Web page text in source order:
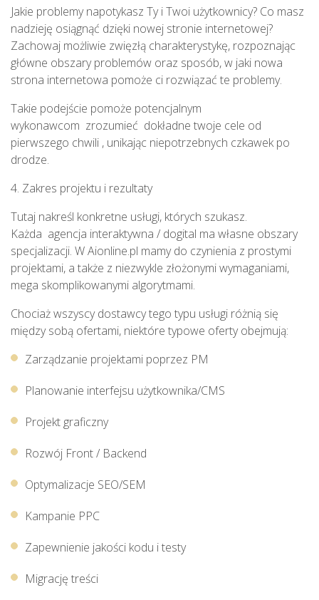
Jakie problemy napotykasz Ty i Twoi użytkownicy? Co masz
nadzieję osiągnąć dzięki nowej stronie internetowej?
Zachowaj możliwie zwięzłą charakterystykę, rozpoznając
główne obszary problemów oraz sposób, w jaki nowa
strona internetowa pomoże ci rozwiązać te problemy.
Takie podejście pomoże potencjalnym
wykonawcom zrozumieć dokładne twoje cele od
pierwszego chwili , unikając niepotrzebnych czkawek po
drodze.
4. Zakres projektu i rezultaty
Tutaj nakreśl konkretne usługi, których szukasz.
Każda agencja interaktywna / dogital ma własne obszary
specjalizacji. W Aionline.pl mamy do czynienia z prostymi
projektami, a także z niezwykle złożonymi wymaganiami,
mega skomplikowanymi algorytmami.
Chociaż wszyscy dostawcy tego typu usługi różnią się
między sobą ofertami, niektóre typowe oferty obejmują:
Zarządzanie projektami poprzez PM
Planowanie interfejsu użytkownika/CMS
Projekt graficzny
Rozwój Front / Backend
Optymalizacje SEO/SEM
Kampanie PPC
Zapewnienie jakości kodu i testy
Migrację treści